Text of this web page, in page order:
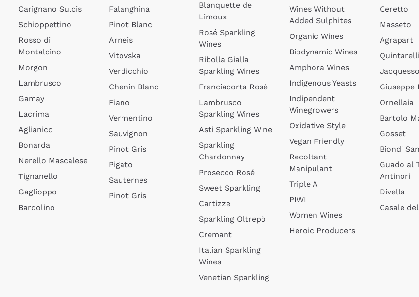
Carignano Sulcis
Schioppettino
Rosso di
Montalcino
Morgon
Lambrusco
Gamay
Lacrima
Aglianico
Bonarda
Nerello Mascalese
Tignanello
Gaglioppo
Bardolino
Falanghina
Pinot Blanc
Arneis
Vitovska
Verdicchio
Chenin Blanc
Fiano
Vermentino
Sauvignon
Pinot Gris
Pigato
Sauternes
Pinot Gris
Blanquette de
Limoux
Rosé Sparkling
Wines
Ribolla Gialla
Sparkling Wines
Franciacorta Rosé
Lambrusco
Sparkling Wines
Asti Sparkling Wine
Sparkling
Chardonnay
Prosecco Rosé
Sweet Sparkling
Cartizze
Sparkling Oltrepò
Cremant
Italian Sparkling
Wines
Venetian Sparkling
Wines Without
Added Sulphites
Organic Wines
Biodynamic Wines
Amphora Wines
Indigenous Yeasts
Indipendent
Winegrowers
Oxidative Style
Vegan Friendly
Recoltant
Manipulant
Triple A
PIWI
Women Wines
Heroic Producers
Ceretto
Masseto
Agrapart
Quintarelli
Giuseppe
Ornellaia
Bartolo
Gosset
Biondi
Guado al
Antinori
Divella
Casale